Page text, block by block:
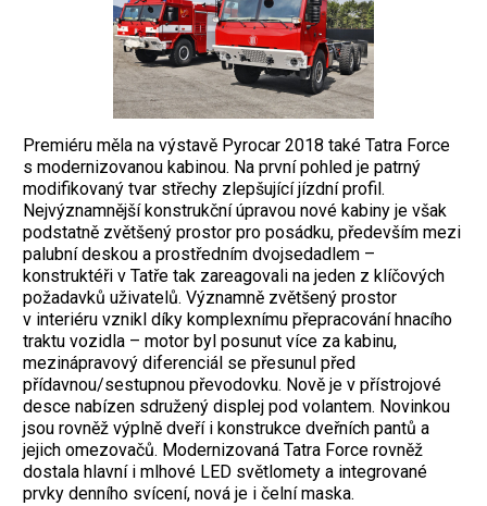
Premiéru měla na výstavě Pyrocar 2018 také Tatra Force
s modernizovanou kabinou. Na první pohled je patrný
modifikovaný tvar střechy zlepšující jízdní profil.
Nejvýznamnější konstrukční úpravou nové kabiny je však
podstatně zvětšený prostor pro posádku, především mezi
palubní deskou a prostředním dvojsedadlem –
konstruktéři v Tatře tak zareagovali na jeden z klíčových
požadavků uživatelů. Významně zvětšený prostor
v interiéru vznikl díky komplexnímu přepracování hnacího
traktu vozidla – motor byl posunut více za kabinu,
mezinápravový diferenciál se přesunul před
přídavnou/sestupnou převodovku. Nově je v přístrojové
desce nabízen sdružený displej pod volantem. Novinkou
jsou rovněž výplně dveří i konstrukce dveřních pantů a
jejich omezovačů. Modernizovaná Tatra Force rovněž
dostala hlavní i mlhové LED světlomety a integrované
prvky denního svícení, nová je i čelní maska.